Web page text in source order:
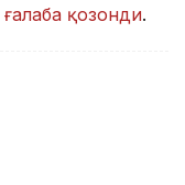
ғалаба қозонди.